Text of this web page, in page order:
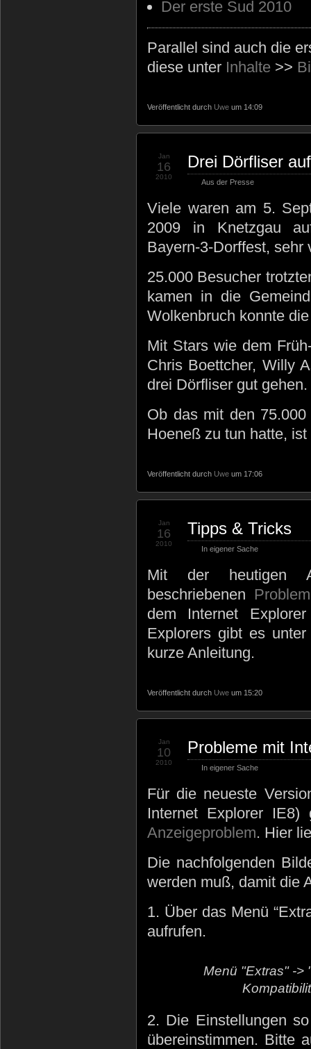
Der erste Sud 2010
Parallel sind auch die
diese unter Inhalte >>
Veröffentlicht durch Uwe um 14:09
Drei Dörfliser
Aus der Presse
Jan
16
2010
Viele waren am 5.
2009 in Knetzgau
Bayern-3-Dorffest, sehr
25.000 Besucher
kamen in die
Wolkenbruch konnte
Mit Stars wie dem
Chris Boettcher, Willy
drei Dörfliser gut gehen.
Ob das mit den
Hoeneß zu tun hatte,
Veröffentlicht durch Uwe um 17:06
Tipps & Tricks
In eigener Sache
Jan
16
2010
Mit der heutigen
beschriebenen
dem Internet
Explorers gibt es
kurze Anleitung.
Veröffentlicht durch Uwe um 15:20
Probleme mit
In eigener Sache
Jan
10
2010
Für die neueste
Internet Explorer
Anzeigeproblem. Hier
Die nachfolgenden
werden muß, damit die
1. Über das Menü
aufrufen.
Menü "Extras" ->
2. Die Einstellungen
übereinstimmen. Bitte